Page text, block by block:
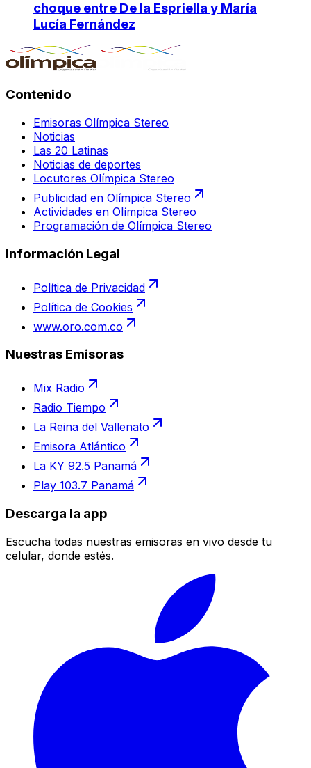
choque entre De la Espriella y María
Lucía Fernández
Contenido
Emisoras Olímpica Stereo
Noticias
Las 20 Latinas
Noticias de deportes
Locutores Olímpica Stereo
Publicidad en Olímpica Stereo
Actividades en Olímpica Stereo
Programación de Olímpica Stereo
Información Legal
Política de Privacidad
Política de Cookies
www.oro.com.co
Nuestras Emisoras
Mix Radio
Radio Tiempo
La Reina del Vallenato
Emisora Atlántico
La KY 92.5 Panamá
Play 103.7 Panamá
Descarga la app
Escucha todas nuestras emisoras en vivo desde tu
celular, donde estés.